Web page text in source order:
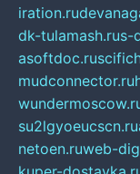
iration.ru
dk-tulamash.rus-
asoftdoc.ru
mudconnector.ru
su2lgyoeucscn.ru
netoen.ruweb-